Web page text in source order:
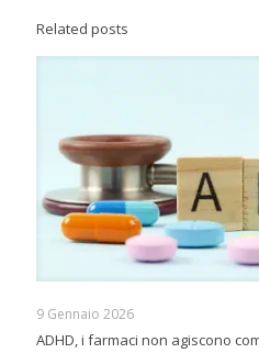
Related posts
9 Gennaio 2026
ADHD, i farmaci non agiscono